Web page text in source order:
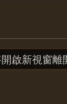
啟新視窗離